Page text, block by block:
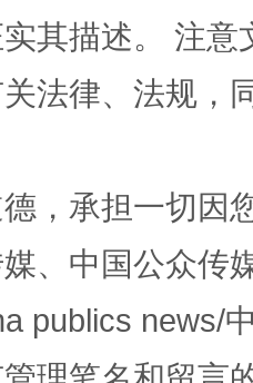
其描述。 注
法律、法规，
，承担一切因
、中国公众传
publics news/